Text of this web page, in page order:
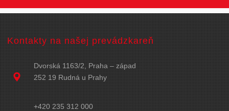
Kontakty na našej prevádzkareň
Dvorská 1163/2, Praha – západ
252 19 Rudná u Prahy
+420 235 312 000